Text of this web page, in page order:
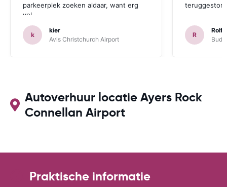
parkeerplek zoeken aldaar, want erg
vol.
k
kier
Avis Christchurch Airport
R
Rolf
Autoverhuur locatie Ayers Rock
Connellan Airport
Praktische informatie